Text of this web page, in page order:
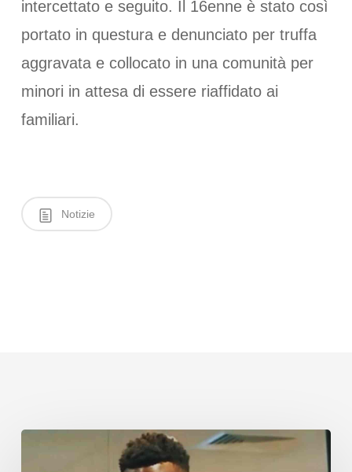
intercettato e seguito. Il 16enne è stato così
portato in questura e denunciato per truffa
aggravata e collocato in una comunità per
minori in attesa di essere riaffidato ai
familiari.
Notizie